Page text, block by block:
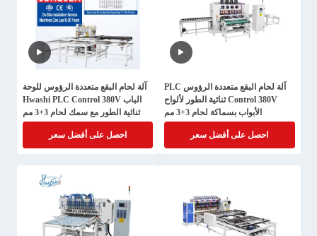
آلة لحام البقع متعددة الرؤوس PLC
Control 380V ثنائية الطور لألواح
الأبواب بسماكة لحام 3+3 مم
احصل على أفضل سعر
آلة لحام البقع متعددة الرؤوس للوحة
الباب Hwashi PLC Control 380V
ثنائية الطور مع سمك لحام 3+3 مم
احصل على أفضل سعر